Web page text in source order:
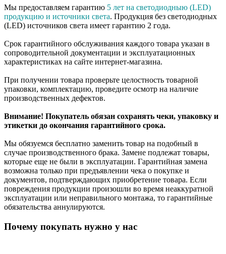
Мы предоставляем гарантию 5 лет на светодиодныю (LED)
продукцию и источники света. Продукция без светодиодных
(LED) источников света имеет гарантию 2 года.
Срок гарантийного обслуживания каждого товара указан в
сопроводительной документации и эксплуатационных
характеристиках на сайте интернет-магазина.
При получении товара проверьте целостность товарной
упаковки, комплектацию, проведите осмотр на наличие
производственных дефектов.
Внимание! Покупатель обязан сохранять чеки, упаковку и
этикетки до окончания гарантийного срока.
Мы обязуемся бесплатно заменить товар на подобный в
случае производственного брака. Замене подлежат товары,
которые еще не были в эксплуатации. Гарантийная замена
возможна только при предъявлении чека о покупке и
документов, подтверждающих приобретение товара. Если
повреждения продукции произошли во время неаккуратной
эксплуатации или неправильного монтажа, то гарантийные
обязательства аннулируются.
Почему покупать нужно у нас